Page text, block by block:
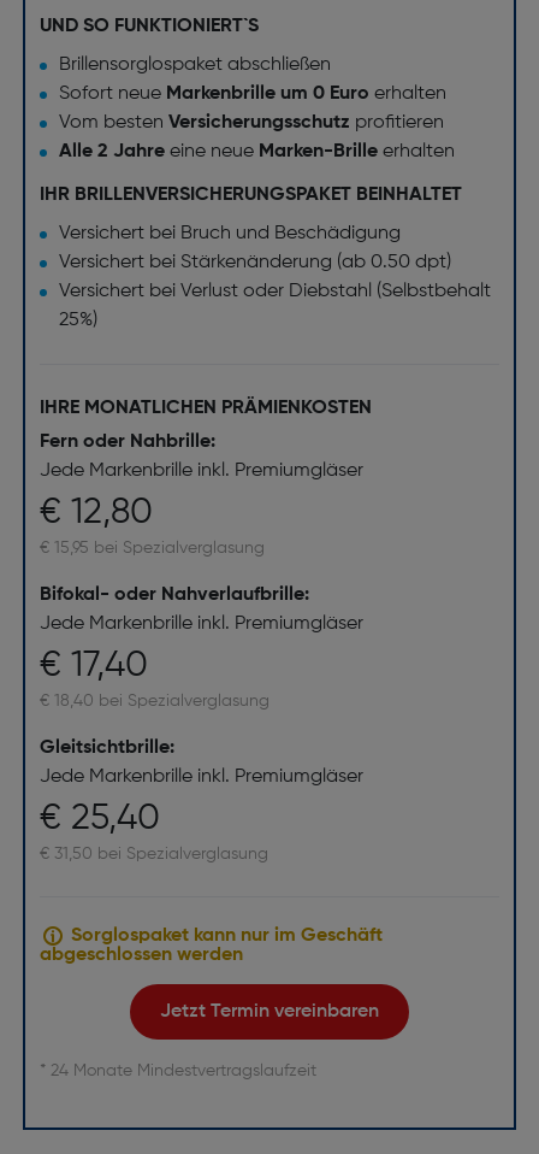
UND SO FUNKTIONIERT`S
Brillensorglospaket abschließen
Sofort neue Markenbrille um 0 Euro erhalten
Vom besten Versicherungsschutz profitieren
Alle 2 Jahreeine neue Marken-Brille erhalten
IHR BRILLENVERSICHERUNGSPAKET BEINHALTET
Versichert bei Bruch und Beschädigung
Versichert bei Stärkenänderung (ab 0.50 dpt)
Versichert bei Verlust oder Diebstahl (Selbstbehalt
25%)
IHRE MONATLICHEN PRÄMIENKOSTEN
Fern oder Nahbrille:
Jede Markenbrille inkl. Premiumgläser
€ 12,80
€ 15,95 bei Spezialverglasung
Bifokal- oder Nahverlaufbrille:
Jede Markenbrille inkl. Premiumgläser
€ 17,40
€ 18,40 bei Spezialverglasung
Gleitsichtbrille:
Jede Markenbrille inkl. Premiumgläser
€ 25,40
€ 31,50 bei Spezialverglasung
Sorglospaket kann nur im Geschäft
abgeschlossen werden
Jetzt Termin vereinbaren
* 24 Monate Mindestvertragslaufzeit